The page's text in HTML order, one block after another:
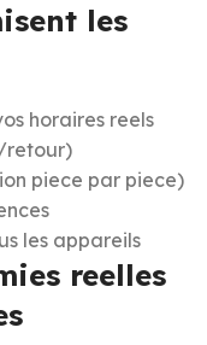
les
horaires reels
retour)
piece par piece)
les appareils
reelles